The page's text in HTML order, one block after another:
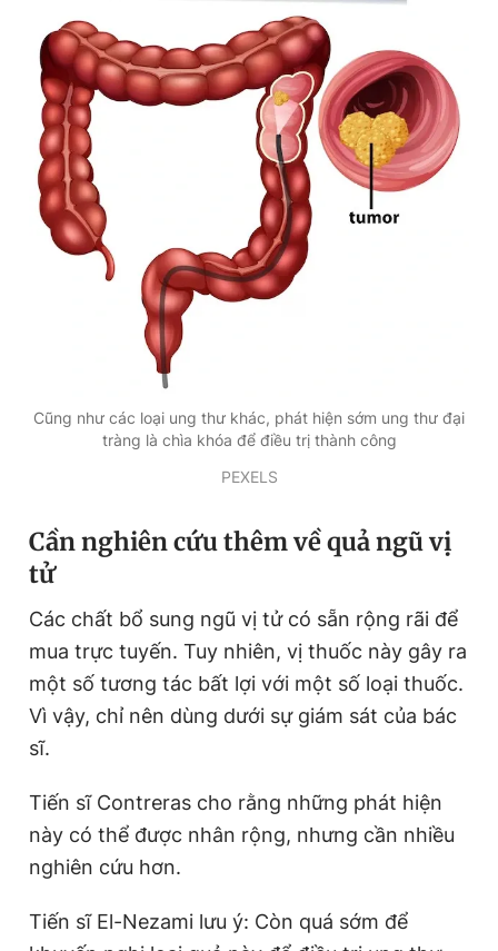
Cũng như các loại ung thư khác, phát hiện sớm ung thư đại
tràng là chìa khóa để điều trị thành công
PEXELS
Cần nghiên cứu thêm về quả ngũ vị
tử
Các chất bổ sung ngũ vị tử có sẵn rộng rãi để
mua trực tuyến. Tuy nhiên, vị thuốc này gây ra
một số tương tác bất lợi với một số loại thuốc.
Vì vậy, chỉ nên dùng dưới sự giám sát của bác
sĩ.
Tiến sĩ Contreras cho rằng những phát hiện
này có thể được nhân rộng, nhưng cần nhiều
nghiên cứu hơn.
Tiến sĩ El-Nezami lưu ý: Còn quá sớm để